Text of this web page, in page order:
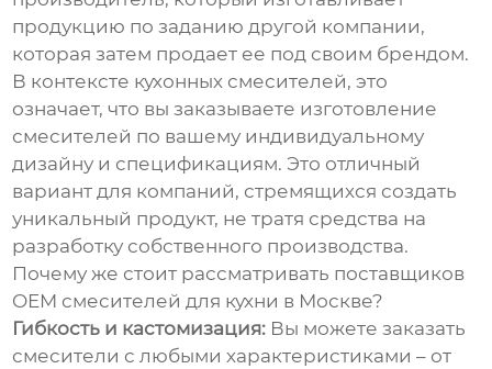
продукцию по заданию другой компании,
которая затем продает ее под своим брендом.
В контексте кухонных смесителей, это
означает, что вы заказываете изготовление
смесителей по вашему индивидуальному
дизайну и спецификациям. Это отличный
вариант для компаний, стремящихся создать
уникальный продукт, не тратя средства на
разработку собственного производства.
Почему же стоит рассматривать поставщиков
OEM смесителей для кухни в Москве?
Гибкость и кастомизация: Вы можете заказать
смесители с любыми характеристиками – от